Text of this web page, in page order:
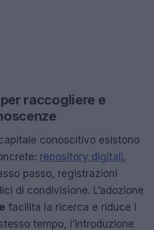
raccogliere e
conoscitivo esistono
repository digitali,
passo, registrazioni
di condivisione. L’adozione
facilita la ricerca e riduce i
tempo, l’introduzione